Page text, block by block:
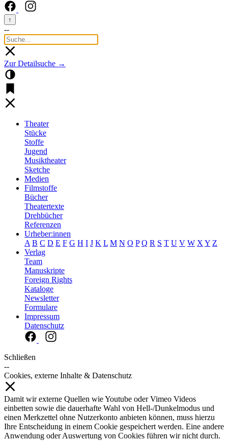
↑
--
Zur Detailsuche →
Theater
Stücke
Stoffe
Jugend
Musiktheater
Sketche
Medien
Filmstoffe
Bücher
Theatertexte
Drehbücher
Referenzen
Urheber:innen
A B C D E F G H I J K L M N O P Q R S T U V W X Y Z
Verlag
Team
Manuskripte
Foreign Rights
Kataloge
Newsletter
Formulare
Impressum
Datenschutz
Schließen
--
Cookies, externe Inhalte & Datenschutz
Damit wir externe Quellen wie Youtube oder Vimeo Videos
einbetten sowie die dauerhafte Wahl von Hell-/Dunkelmodus und
einen Merkzettel ohne Nutzerkonto anbieten können, muss hierzu
Ihre Entscheidung in einem Cookie gespeichert werden. Eine andere
Anwendung oder Auswertung von Cookies führen wir nicht durch.